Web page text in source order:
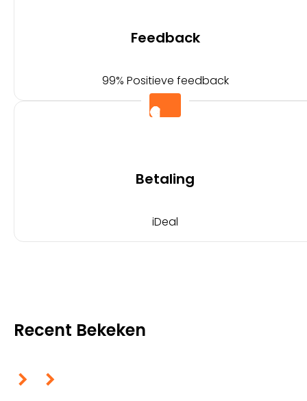
Feedback
99% Positieve feedback
Betaling
iDeal
Recent Bekeken